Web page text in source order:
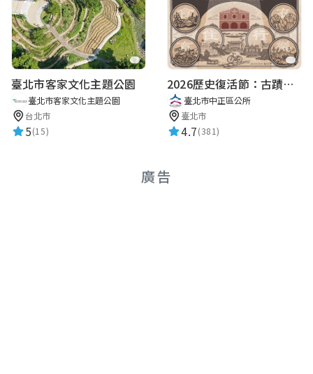
臺北市客家文化主題公園
臺北市客家文化主題公園
台北市
5(15)
2026歷史復活節：古蹟尋章 | 智慧導覽 × 拾光尋禮
臺北市中正區公所
臺北市
4.7(381)
廣告